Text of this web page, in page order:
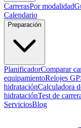
CarrerasPor modalidad
Calendario
Preparación
PlanificadorComparar
equipamientoRelojes
hidrataciónCalculadora
hidrataciónTest de
ServiciosBlog